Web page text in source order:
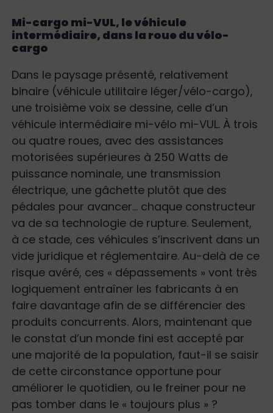
Mi-cargo mi-VUL, le véhicule
intermédiaire, dans la roue du vélo-
cargo
Dans le paysage présenté, relativement
binaire (véhicule utilitaire léger/vélo-cargo),
une troisième voix se dessine, celle d’un
véhicule intermédiaire mi-vélo mi-VUL. À trois
ou quatre roues, avec des assistances
motorisées supérieures à 250 Watts de
puissance nominale, une transmission
électrique, une gâchette plutôt que des
pédales pour avancer… chaque constructeur
va de sa technologie de rupture. Seulement,
à ce stade, ces véhicules s’inscrivent dans un
vide juridique et réglementaire. Au-delà de ce
risque avéré, ces « dépassements » vont très
logiquement entraîner les fabricants à en
faire davantage afin de se différencier des
produits concurrents. Alors, maintenant que
le constat d’un monde fini est accepté par
une majorité de la population, faut-il se saisir
de cette circonstance opportune pour
améliorer le quotidien, ou le freiner pour ne
pas tomber dans le « toujours plus » ?